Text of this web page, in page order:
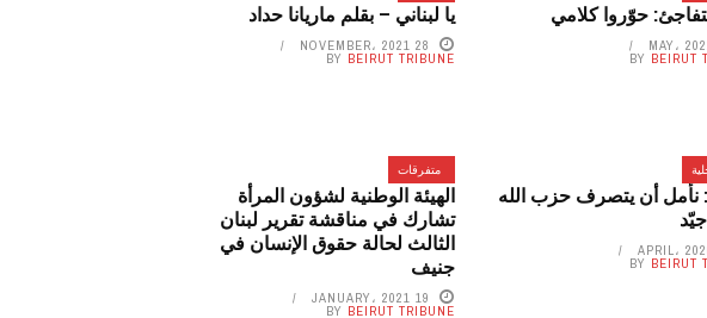
حوّروا كلامي
BY BEIRUT
يا لبناني – بقلم ماريانا حداد
28 NOVEMBER، 2021
BY BEIRUT TRIBUNE
نأمل أن يتصرف حزب الله
BY BEIRUT
متفرقات
الهيئة الوطنية لشؤون المرأة
تشارك في مناقشة تقرير لبنان
الثالث لحالة حقوق الإنسان في
جنيف
19 JANUARY، 2021
BY BEIRUT TRIBUNE